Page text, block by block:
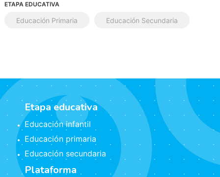
ETAPA EDUCATIVA
Educación Primaria Educación Secundaria
Etapa educativa
Educación infantil
Educación primaria
Educación secundaria
Plataforma